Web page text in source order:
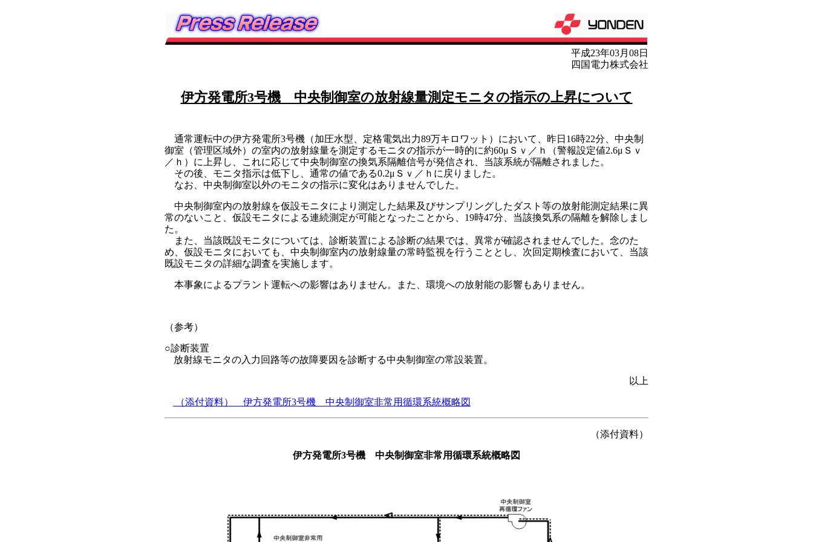
平成23年03月08日
四国電力株式会社
伊方発電所3号機 中央制御室の放射線量測定モニタの指示の上昇について
通常運転中の伊方発電所3号機（加圧水型、定格電気出力89万キロワット）において、昨日16時22分、中央制
御室（管理区域外）の室内の放射線量を測定するモニタの指示が一時的に約60μＳｖ／ｈ（警報設定値2.6μＳｖ
／ｈ）に上昇し、これに応じて中央制御室の換気系隔離信号が発信され、当該系統が隔離されました。
その後、モニタ指示は低下し、通常の値である0.2μＳｖ／ｈに戻りました。
なお、中央制御室以外のモニタの指示に変化はありませんでした。
中央制御室内の放射線を仮設モニタにより測定した結果及びサンプリングしたダスト等の放射能測定結果に異
常のないこと、仮設モニタによる連続測定が可能となったことから、19時47分、当該換気系の隔離を解除しまし
た。
また、当該既設モニタについては、診断装置による診断の結果では、異常が確認されませんでした。念のた
め、仮設モニタにおいても、中央制御室内の放射線量の常時監視を行うこととし、次回定期検査において、当該
既設モニタの詳細な調査を実施します。
本事象によるプラント運転への影響はありません。また、環境への放射能の影響もありません。
（参考）
○診断装置
放射線モニタの入力回路等の故障要因を診断する中央制御室の常設装置。
以上
（添付資料） 伊方発電所3号機 中央制御室非常用循環系統概略図
（添付資料）
伊方発電所3号機 中央制御室非常用循環系統概略図